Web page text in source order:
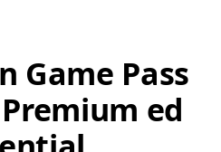
Game Pass
ed